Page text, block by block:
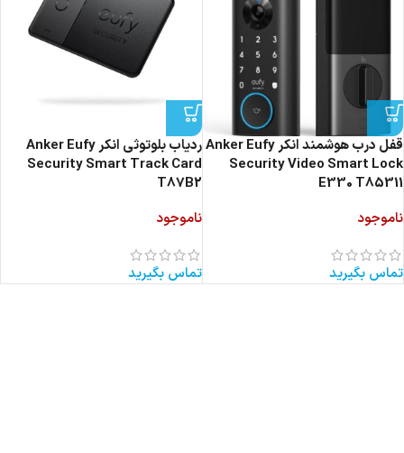
قفل درب هوشمند انکر Anker Eufy
Security Video Smart Lock
E330 T85311
ناموجود
تماس بگیرید
ردیاب بلوتوثی انکر Anker Eufy
Security Smart Track Card
T87B2
ناموجود
تماس بگیرید